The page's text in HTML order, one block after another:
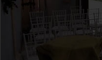
[
Clicca per ingrandire